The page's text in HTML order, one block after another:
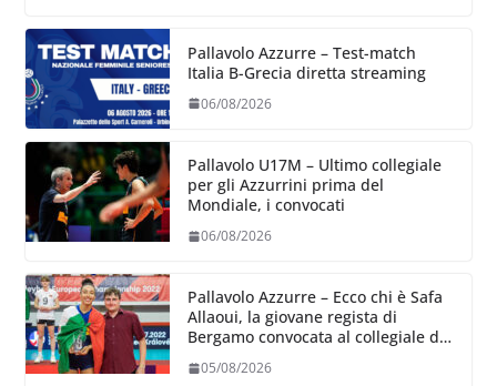
Pallavolo Azzurre – Test-match
Italia B-Grecia diretta streaming
06/08/2026
Pallavolo U17M – Ultimo collegiale
per gli Azzurrini prima del
Mondiale, i convocati
06/08/2026
Pallavolo Azzurre – Ecco chi è Safa
Allaoui, la giovane regista di
Bergamo convocata al collegiale di
05/08/2026